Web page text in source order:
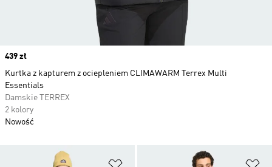
Dodaj do listy życzeń
Price
439 zł
Kurtka z kapturem z ociepleniem CLIMAWARM Terrex Multi
Essentials
Damskie TERREX
2 kolory
Nowość